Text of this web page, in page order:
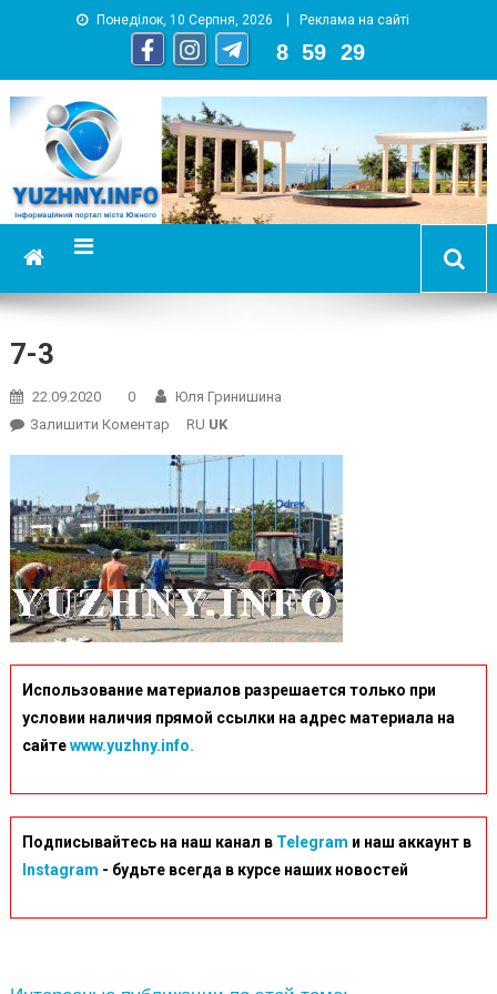
Понеділок, 10 Серпня, 2026 Реклама на сайті
8 59 30
YUZHNY.INFO
информационный портал города Южный
7-3
22.09.2020 0
Юля Гринишина
Залишити КоментарOn
3
RU UK
Использование материалов разрешается только при
условии наличия прямой ссылки на адрес материала на
сайтеwww.yuzhny.info.
Подписывайтесь на наш канал в Telegram и наш аккаунт в
Instagram - будьте всегда в курсе наших новостей